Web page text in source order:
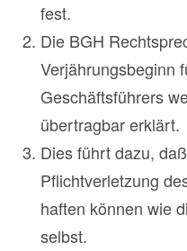
fest.
Die BGH
Verjährungsbeginn
Geschäftsführers
übertragbar erklärt.
Dies führt dazu,
Pflichtverletzung
haften können wie
selbst.